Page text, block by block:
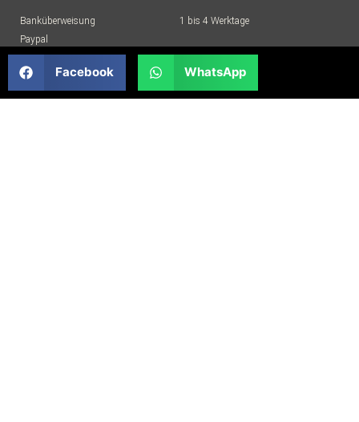
Banküberweisung
Paypal
1 bis 4 Werktage
Facebook WhatsApp